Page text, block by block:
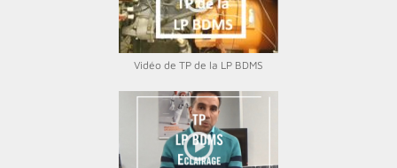
Vidéo de TP de la LP BDMS